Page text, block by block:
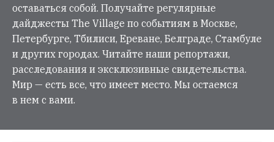
оставаться собой. Получайте регулярные
дайджесты The Village по событиям в Москве,
Петербурге, Тбилиси, Ереване, Белграде, Стамбуле
и других городах. Читайте наши репортажи,
расследования и эксклюзивные свидетельства.
Мир — есть все, что имеет место. Мы остаемся
в нем с вами.